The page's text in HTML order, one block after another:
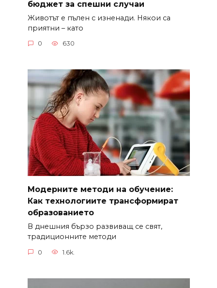
бюджет за спешни случаи
Животът е пълен с изненади. Някои са
приятни – като
0 630
Модерните методи на обучение:
Как технологиите трансформират
образованието
В днешния бързо развиващ се свят,
традиционните методи
0 1.6k.